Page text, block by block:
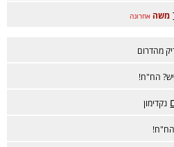
משה אחרונה
מהדרום
הח"ח!
נקדימון
הח"ח!